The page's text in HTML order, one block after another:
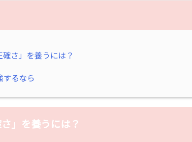
確さ」を養うには？
するなら
」を養うには？